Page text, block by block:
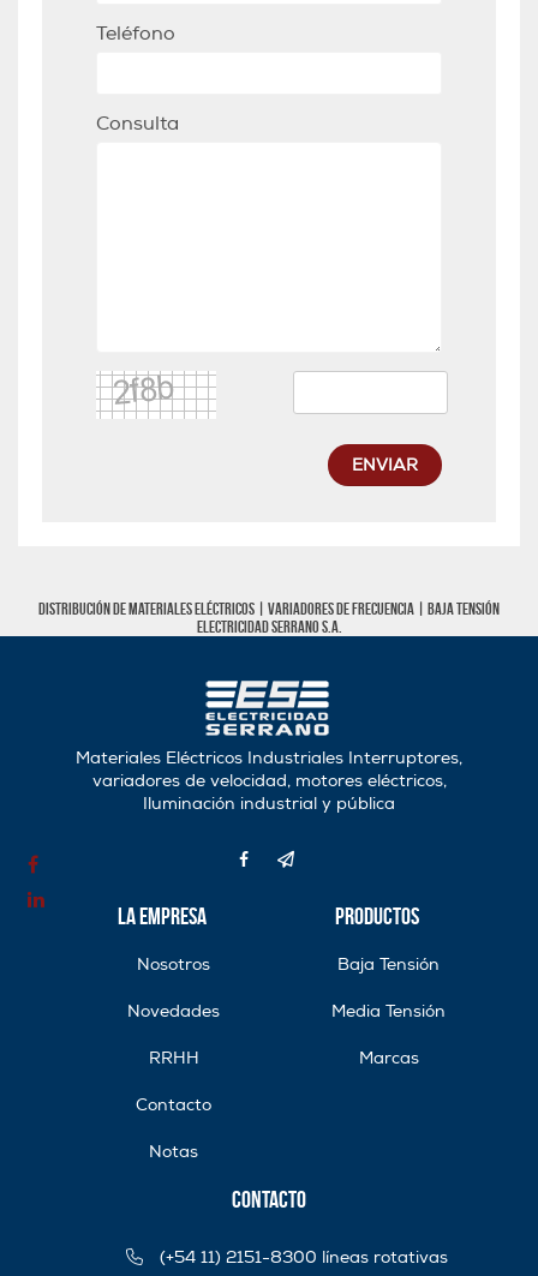
Teléfono
Consulta
ENVIAR
Distribución de materiales eléctricos | Variadores de frecuencia | Baja tensión
Electricidad Serrano S.A.
Materiales Eléctricos Industriales Interruptores,
variadores de velocidad, motores eléctricos,
Iluminación industrial y pública
La Empresa
Nosotros
Novedades
RRHH
Contacto
Notas
Productos
Baja Tensión
Media Tensión
Marcas
Contacto
(+54 11) 2151-8300 líneas rotativas